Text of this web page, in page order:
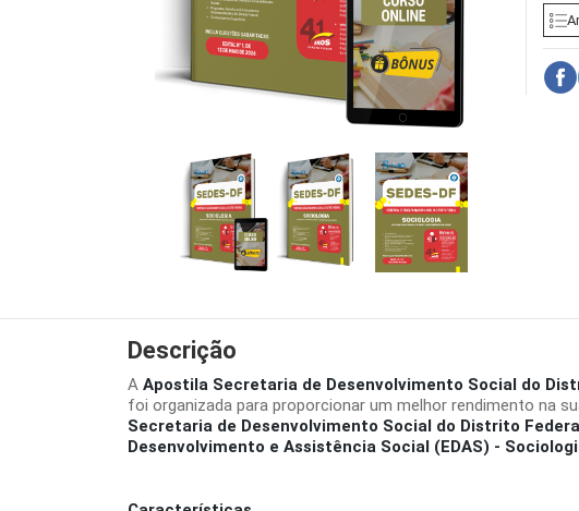
Descrição
A Apostila Secretaria de Desenvolvimento Social do
foi organizada para proporcionar um melhor rendimento na
Secretaria de Desenvolvimento Social do Distrito
Desenvolvimento e Assistência Social (EDAS) -